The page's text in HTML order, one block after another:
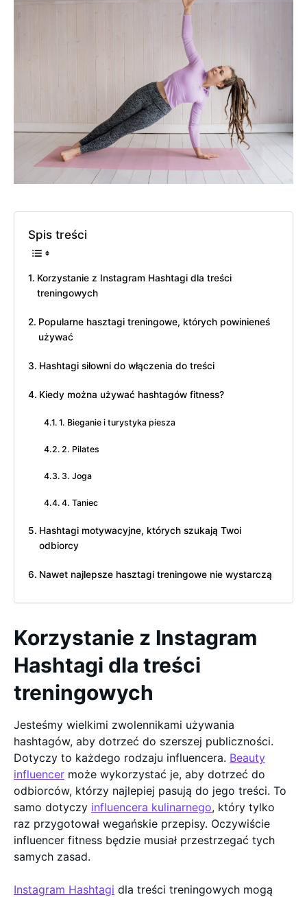
Spis treści
Korzystanie z Instagram Hashtagi dla treści
treningowych
Popularne hasztagi treningowe, których powinieneś
używać
Hashtagi siłowni do włączenia do treści
Kiedy można używać hashtagów fitness?
1. Bieganie i turystyka piesza
2. Pilates
3. Joga
4. Taniec
Hashtagi motywacyjne, których szukają Twoi
odbiorcy
Nawet najlepsze hasztagi treningowe nie wystarczą
Korzystanie z Instagram
Hashtagi dla treści
treningowych
Jesteśmy wielkimi zwolennikami używania
hashtagów, aby dotrzeć do szerszej publiczności.
Dotyczy to każdego rodzaju influencera. Beauty
influencer może wykorzystać je, aby dotrzeć do
odbiorców, którzy najlepiej pasują do jego treści. To
samo dotyczy influencera kulinarnego, który tylko
raz przygotował wegańskie przepisy. Oczywiście
influencer fitness będzie musiał przestrzegać tych
samych zasad.
Instagram Hashtagi dla treści treningowych mogą